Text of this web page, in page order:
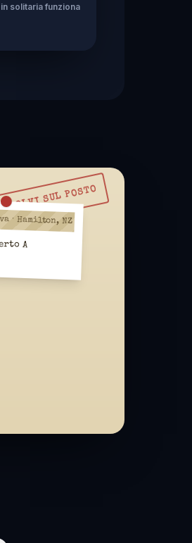
solitaria funziona
SUL POSTO
· Hamilton, NZ
A